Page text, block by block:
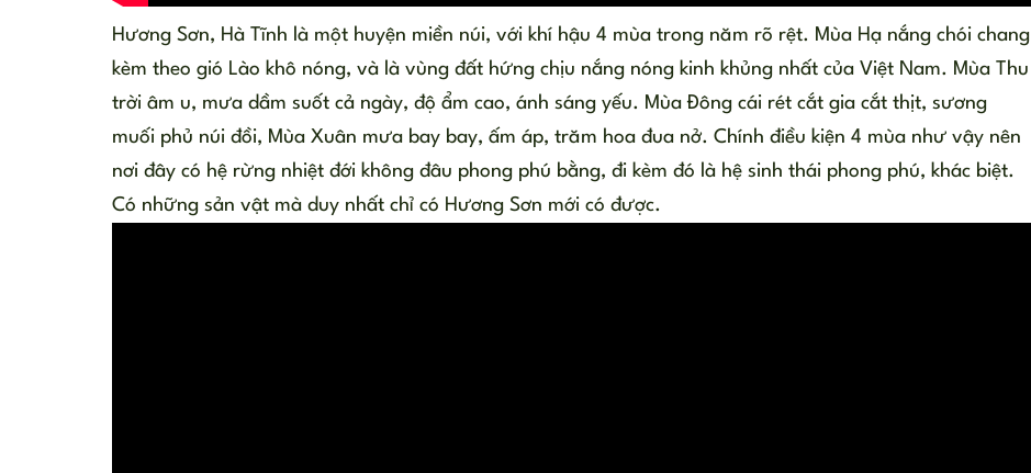
Hương Sơn, Hà Tĩnh là một huyện miền núi, với khí hậu 4 mùa trong năm rõ rệt. Mùa Hạ nắng chói chang
kèm theo gió Lào khô nóng, và là vùng đất hứng chịu nắng nóng kinh khủng nhất của Việt Nam. Mùa Thu
trời âm u, mưa dầm suốt cả ngày, độ ẩm cao, ánh sáng yếu. Mùa Đông cái rét cắt gia cắt thịt, sương
muối phủ núi đồi, Mùa Xuân mưa bay bay, ấm áp, trăm hoa đua nở. Chính điều kiện 4 mùa như vậy nên
nơi đây có hệ rừng nhiệt đới không đâu phong phú bằng, đi kèm đó là hệ sinh thái phong phú, khác biệt.
Có những sản vật mà duy nhất chỉ có Hương Sơn mới có được.